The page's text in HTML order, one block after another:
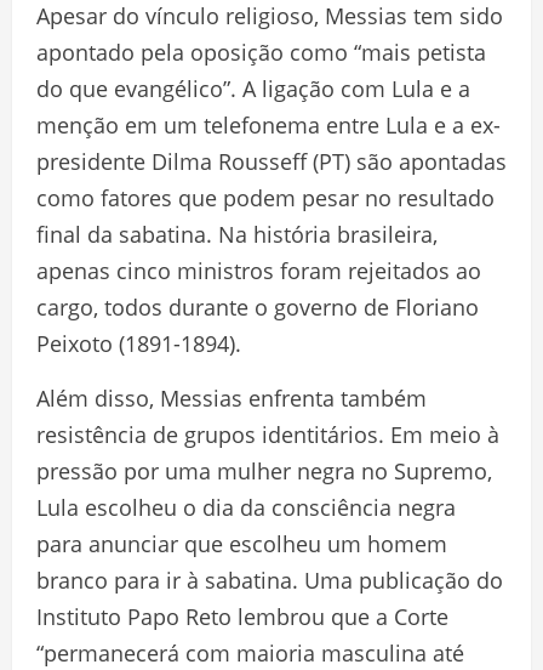
Apesar do vínculo religioso, Messias tem sido
apontado pela oposição como “mais petista
do que evangélico”. A ligação com Lula e a
menção em um telefonema entre Lula e a ex-
presidente Dilma Rousseff (PT) são apontadas
como fatores que podem pesar no resultado
final da sabatina. Na história brasileira,
apenas cinco ministros foram rejeitados ao
cargo, todos durante o governo de Floriano
Peixoto (1891-1894).
Além disso, Messias enfrenta também
resistência de grupos identitários. Em meio à
pressão por uma mulher negra no Supremo,
Lula escolheu o dia da consciência negra
para anunciar que escolheu um homem
branco para ir à sabatina. Uma publicação do
Instituto Papo Reto lembrou que a Corte
“permanecerá com maioria masculina até